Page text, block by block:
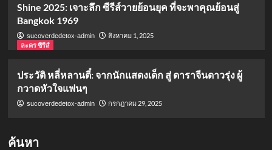
Shine 2025: เจาะลึก ซีรีส์วายย้อนยุค ที่จะพาคุณย้อนสู่
Bangkok 1969
sucoverdedetox-admin
สิงหาคม 1, 2025
ละคร ซีรีส์
ประวัติ หลี่หลานตี๋: จากนักแสดงเด็ก สู่ ดาราจีนดาวรุ่ง ผู้
กวาดหัวใจแฟนๆ
sucoverdedetox-admin กรกฎาคม 29, 2025
ค้นหา